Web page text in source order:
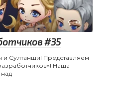
0
#35
и Султанши! Представляем
Наша